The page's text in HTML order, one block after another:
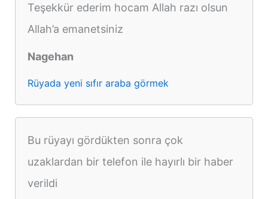
Teşekkür ederim hocam Allah razı olsun
Allah’a emanetsiniz
Nagehan
Rüyada yeni sıfır araba görmek
Bu rüyayı gördükten sonra çok
uzaklardan bir telefon ile hayırlı bir haber
verildi